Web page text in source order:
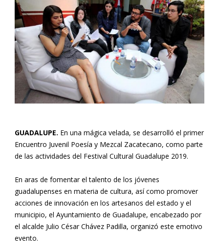
GUADALUPE. En una mágica velada, se desarrolló el primer
Encuentro Juvenil Poesía y Mezcal Zacatecano, como parte
de las actividades del Festival Cultural Guadalupe 2019.
En aras de fomentar el talento de los jóvenes
guadalupenses en materia de cultura, así como promover
acciones de innovación en los artesanos del estado y el
municipio, el Ayuntamiento de Guadalupe, encabezado por
el alcalde Julio César Chávez Padilla, organizó este emotivo
evento.